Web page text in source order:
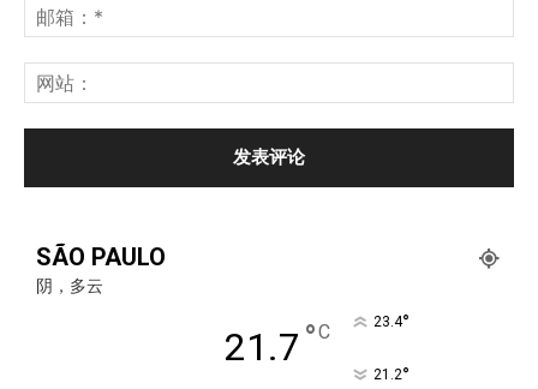
SÃO PAULO
阴，多云
21.7 °C 23.4°
21.2°